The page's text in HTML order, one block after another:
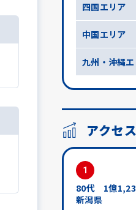
四国エリア
中国エリア
九州・沖縄
アクセ
1
80代 1億
新潟県